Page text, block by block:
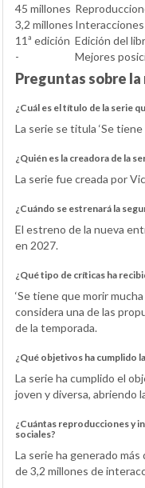
45 millones
3,2 millones
11ª edición Edición del
-
Mejores
Preguntas sobre
¿Cuál es el título de la serie
La serie se titula ‘Se
¿Quién es la creadora de la
La serie fue creada por
¿Cuándo se estrenará la
El estreno de la nueva
en 2027.
¿Qué tipo de críticas ha
‘Se tiene que morir
considera una de las
de la temporada.
¿Qué objetivos ha cumplido
La serie ha cumplido el
joven y diversa, abriendo
¿Cuántas reproducciones y
sociales?
La serie ha generado
de 3,2 millones de